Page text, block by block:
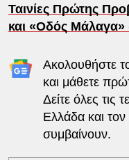
Ταινίες Πρώτης
και «Οδός Μάλαγα»
Ακολουθήστε
και μάθετε
Δείτε όλες τις
Ελλάδα και
συμβαίνουν.